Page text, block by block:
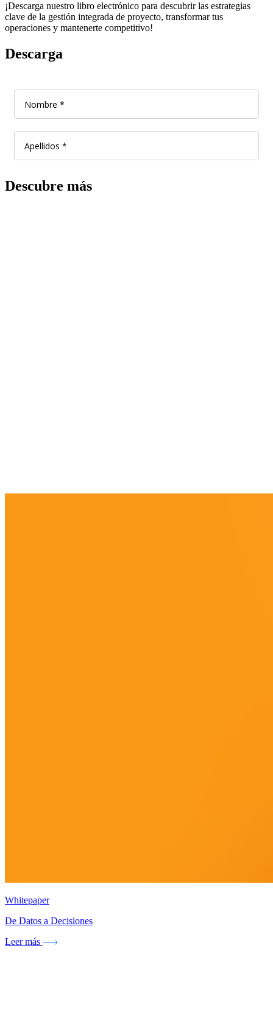
¡Descarga nuestro libro electrónico para descubrir las estrategias
clave de la gestión integrada de proyecto, transformar tus
operaciones y mantenerte competitivo!
Descarga
Descubre más
Whitepaper
De Datos a Decisiones
Leer más